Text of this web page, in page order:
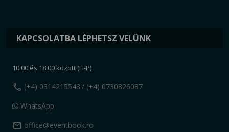
KAPCSOLATBA LÉPHETSZ VELÜNK
10:00 és 18:00 között (H-P)
call (+4) 0314215543 / (+4) 0730826087
WhatsApp
mail office@eventbook.ro